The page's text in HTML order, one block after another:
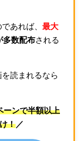
あれば、 最大
多数配布される
読まれるなら
ーンで半額以上
！ ／